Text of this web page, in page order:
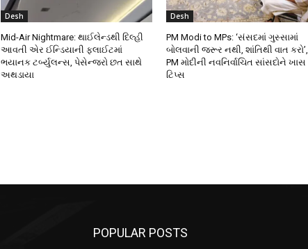
Desh
Mid-Air Nightmare: થાઈલેન્ડથી દિલ્હી
આવતી એર ઈન્ડિયાની ફ્લાઈટમાં
ભયાનક ટર્બ્યુલન્સ, પેસેન્જરો છત સાથે
અથડાયા
Desh
PM Modi to MPs: ‘સંસદમાં ગુસ્સામાં
બોલવાની જરૂર નથી, શાંતિથી વાત કરો’,
PM મોદીની નવનિર્વાચિત સાંસદોને ખાસ
ટિપ્સ
POPULAR POSTS